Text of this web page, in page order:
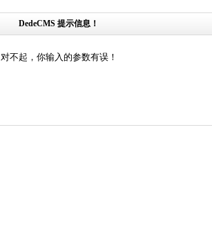
DedeCMS 提示信息！
对不起，你输入的参数有误！